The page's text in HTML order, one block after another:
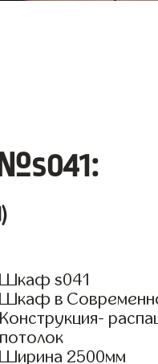
Шкаф s041
Шкаф в
Конструкция-
потолок
Ширина 2500мм